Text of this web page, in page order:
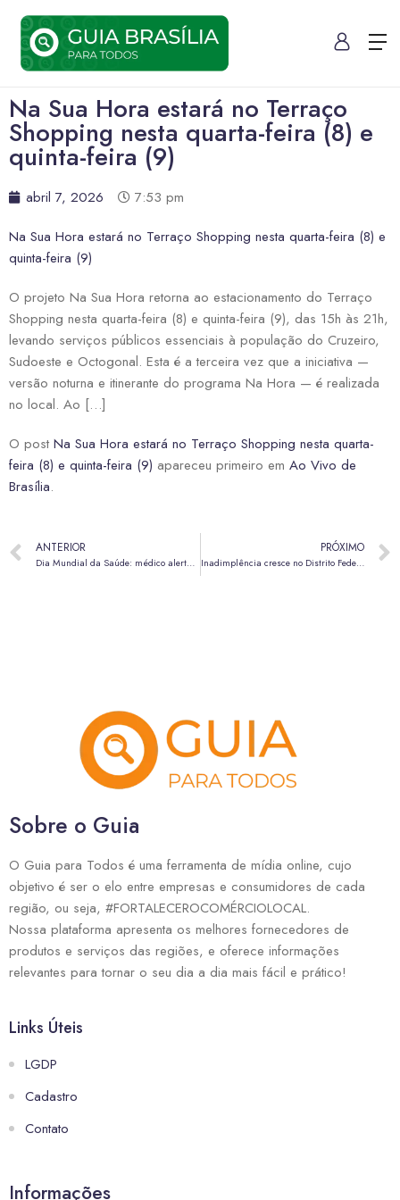
Na Sua Hora estará no Terraço
Shopping nesta quarta-feira (8) e
quinta-feira (9)
abril 7, 2026
7:53 pm
Na Sua Hora estará no Terraço Shopping nesta quarta-feira (8) e
quinta-feira (9)
O projeto Na Sua Hora retorna ao estacionamento do Terraço
Shopping nesta quarta-feira (8) e quinta-feira (9), das 15h às 21h,
levando serviços públicos essenciais à população do Cruzeiro,
Sudoeste e Octogonal. Esta é a terceira vez que a iniciativa —
versão noturna e itinerante do programa Na Hora — é realizada
no local. Ao […]
O post Na Sua Hora estará no Terraço Shopping nesta quarta-
feira (8) e quinta-feira (9) apareceu primeiro em Ao Vivo de
Brasília.
ANTERIOR
Dia Mundial da Saúde: médico alerta para importância da prevenção e diagnóstico precoce de doenças
PRÓXIMO
Inadimplência cresce no Distrito Federal e atinge 62,11% da população adulta
Sobre o Guia
O Guia para Todos é uma ferramenta de mídia online, cujo
objetivo é ser o elo entre empresas e consumidores de cada
região, ou seja, #FORTALECEROCOMÉRCIOLOCAL.
Nossa plataforma apresenta os melhores fornecedores de
produtos e serviços das regiões, e oferece informações
relevantes para tornar o seu dia a dia mais fácil e prático!
Links Úteis
LGDP
Cadastro
Contato
Informações